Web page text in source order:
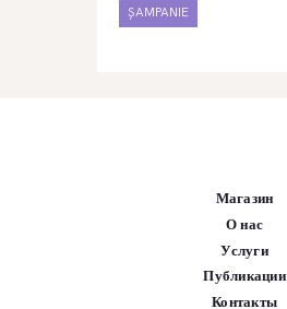
ȘAMPANIE
Магазин
О нас
Услуги
Публикации
Контакты